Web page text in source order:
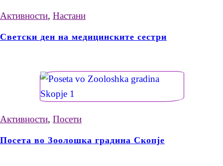
Активности, Настани
Светски ден на медицинските сестри
Активности, Посети
Посета во Зоолошка градина Скопје